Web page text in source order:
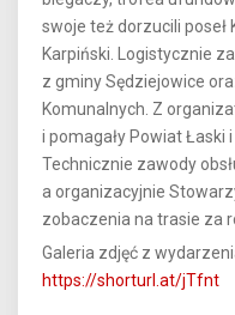
swoje też dorzucili
Karpiński. Logistycznie
z gminy Sędziejowice
Komunalnych. Z
i pomagały Powiat Łaski
Technicznie zawody
a organizacyjnie
zobaczenia na trasie za
Galeria zdjęć z
https://shorturl.at/jTfnt